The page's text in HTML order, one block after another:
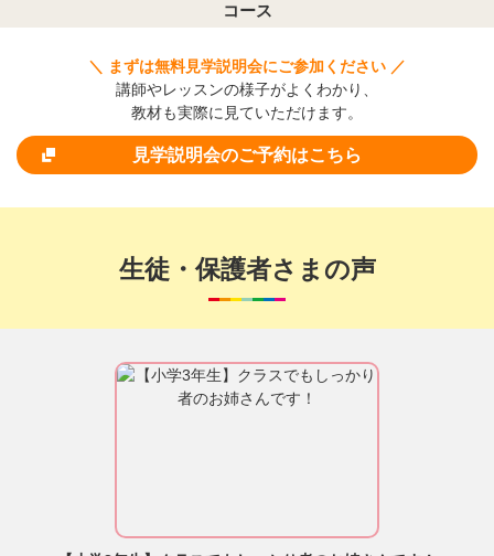
コース
＼ まずは無料見学説明会にご参加ください ／
講師やレッスンの様子がよくわかり、
教材も実際に見ていただけます。
見学説明会のご予約はこちら
生徒・保護者さまの声